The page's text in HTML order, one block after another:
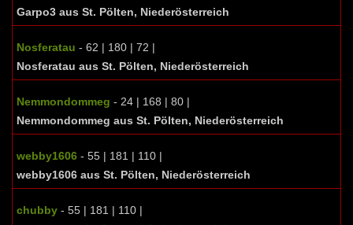
Garpo3 aus St. Pölten, Niederösterreich
Nosferatau - 62 | 180 | 72 |
Nosferatau aus St. Pölten, Niederösterreich
Nemmondommeg - 24 | 168 | 80 |
Nemmondommeg aus St. Pölten, Niederösterreich
webby1606 - 55 | 181 | 110 |
webby1606 aus St. Pölten, Niederösterreich
chubby - 55 | 181 | 110 |